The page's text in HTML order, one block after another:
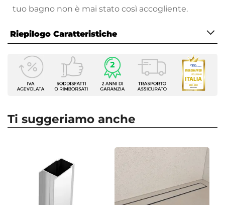
tuo bagno non è mai stato così accogliente.
Riepilogo Caratteristiche
Caratteristiche
Serie
Moritz
Apertura
70 x 110 cm
Reversibile
Ti suggeriamo anche